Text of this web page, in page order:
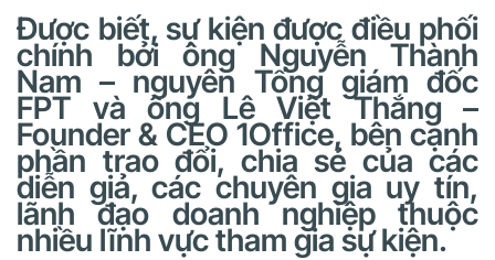
Được biết, sự kiện được điều phối
chính bởi ông Nguyễn Thành
Nam – nguyên Tổng giám đốc
FPT và ông Lê Việt Thắng –
Founder & CEO 1Office, bên cạnh
phần trao đổi, chia sẻ của các
diễn giả, các chuyên gia uy tín,
lãnh đạo doanh nghiệp thuộc
nhiều lĩnh vực tham gia sự kiện.